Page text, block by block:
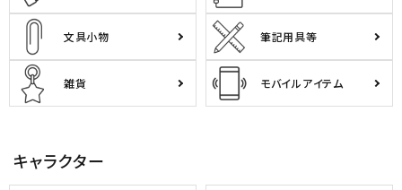
文具小物 筆記用具等
雑貨 モバイルアイテム
キャラクター